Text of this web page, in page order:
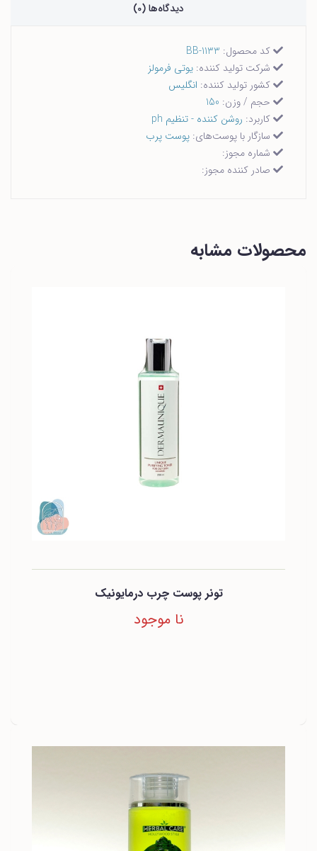
دیدگاه‌ها (0)
کد محصول: BB-1133
شرکت تولید کننده: یوتی فرمولز
کشور تولید کننده: انگلیس
حجم / وزن: 150
کاربرد: روشن کننده - تنظیم ph
سازگار با پوست‌های: پوست پرب
شماره مجوز:
صادر کننده مجوز:
محصولات مشابه
تونر پوست چرب درمایونیک
نا موجود